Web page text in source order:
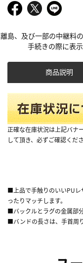
離島、及び一部の中継料
手続きの際に表
商品説明
正確な在庫状況は上記バナ
して頂き、必ずご確認くださ
■上品で手触りのいいPUレ
ったりマッチします。
■バックルとラグの金属部
■バンドの長さは、手首周